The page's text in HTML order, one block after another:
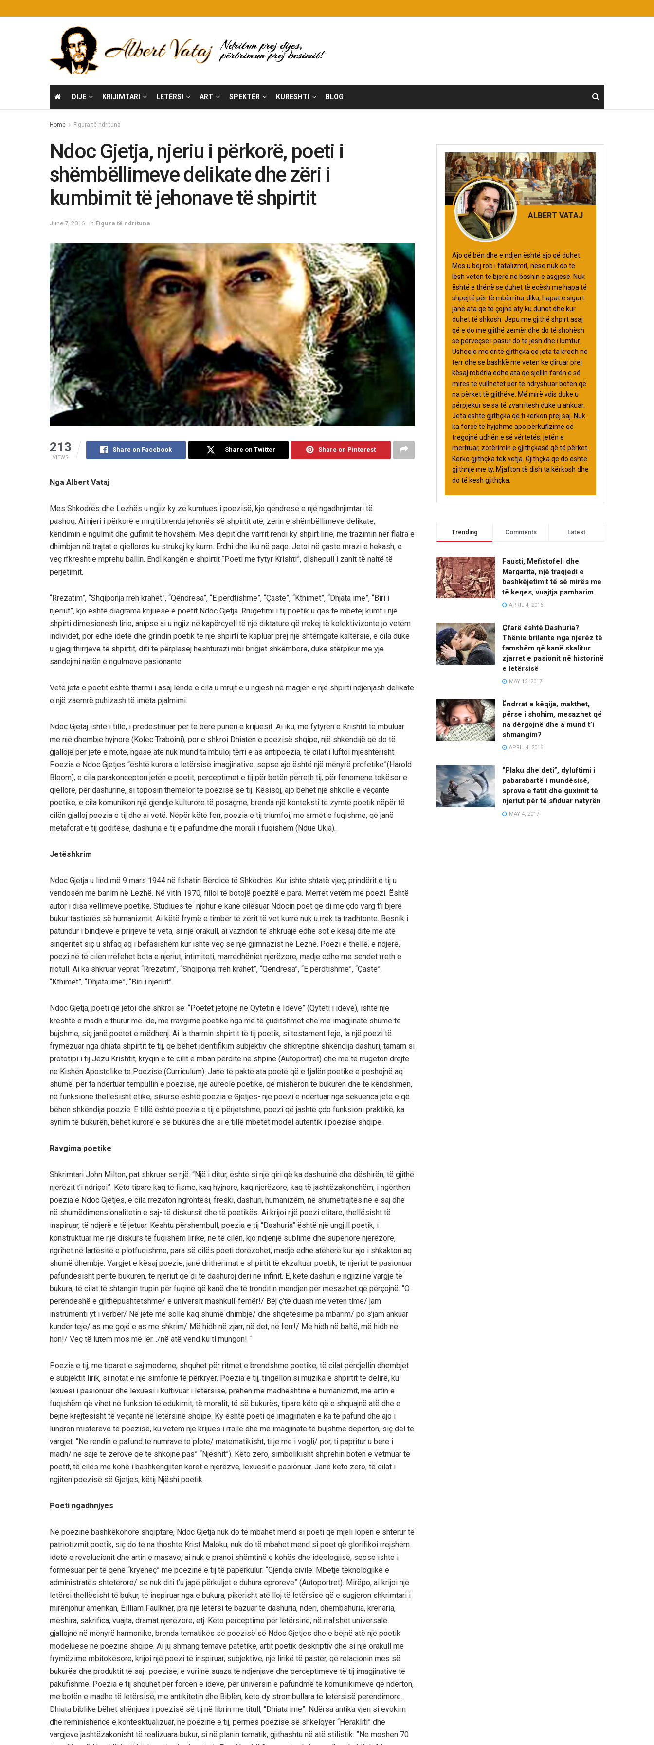
DIJE KRIJIMTARI LETËRSI ART SPEKTËR KURESHTI BLOG
Home Figura të ndrituna
Ndoc Gjetja, njeriu i përkorë, poeti i
shëmbëllimeve delikate dhe zëri i
kumbimit të jehonave të shpirtit
June 7, 2016 in Figura të ndrituna
213
VIEWS
Share on Facebook Share on Twitter Share on Pinterest
Nga Albert Vataj
Mes Shkodrës dhe Lezhës u ngjiz ky zë kumtues i poezisë, kjo qëndresë e një ngadhnjimtari të
pashoq. Ai njeri i përkorë e mrujti brenda jehonës së shpirtit atë, zërin e shëmbëllimeve delikate,
këndimin e ngulmit dhe gufimit të hovshëm. Mes djepit dhe varrit rendi ky shpirt lirie, me trazimin nër flatra e
dhimbjen në trajtat e qiellores ku strukej ky kurm. Erdhi dhe iku në paqe. Jetoi në çaste mrazi e hekash, e
veç n’kresht e mprehu ballin. Endi kangën e shpirtit “Poeti me fytyr Krishti”, dishepull i zanit të naltë të
përjetimit.
“Rrezatim”, “Shqiponja rreh krahët”, “Qëndresa”, “E përdtishme”, “Çaste”, “Kthimet”, “Dhjata ime”, “Biri i
njeriut”, kjo është diagrama krijuese e poetit Ndoc Gjetja. Rrugëtimi i tij poetik u qas të mbetej kumt i një
shpirti dimesionesh lirie, anipse ai u ngjiz në kapërcyell të një diktature që rrekej të kolektivizonte jo vetëm
individët, por edhe idetë dhe grindin poetik të një shpirti të kapluar prej një shtërngate kaltërsie, e cila duke
u gjegj thirrjeve të shpirtit, diti të përplasej heshturazi mbi brigjet shkëmbore, duke stërpikur me yje
sandejmi natën e ngulmeve pasionante.
Vetë jeta e poetit është tharmi i asaj lënde e cila u mrujt e u ngjesh në magjën e një shpirti ndjenjash delikate
e një zaemrë puhizash të imëta pjalmimi.
Ndoc Gjetaj ishte i tillë, i predestinuar për të bërë punën e krijuesit. Ai iku, me fytyrën e Krishtit të mbuluar
me një dhembje hyjnore (Kolec Traboini), por e shkroi Dhiatën e poezisë shqipe, një shkëndijë që do të
gjallojë për jetë e mote, ngase atë nuk mund ta mbuloj terri e as antipoezia, të cilat i luftoi mjeshtërisht.
Poezia e Ndoc Gjetjes “është kurora e letërsisë imagjinative, sepse ajo është një mënyrë profetike”(Harold
Bloom), e cila parakoncepton jetën e poetit, perceptimet e tij për botën përreth tij, për fenomene tokësor e
qiellore, për dashurinë, si toposin themelor të poezisë së tij. Kësisoj, ajo bëhet një shkollë e veçantë
poetike, e cila komunikon një gjendje kulturore të posaçme, brenda një konteksti të zymtë poetik nëpër të
cilën gjalloj poezia e tij dhe ai vetë. Nëpër këtë ferr, poezia e tij triumfoi, me armët e fuqishme, që janë
metaforat e tij goditëse, dashuria e tij e pafundme dhe morali i fuqishëm (Ndue Ukja).
Jetëshkrim
Ndoc Gjetja u lind më 9 mars 1944 në fshatin Bërdicë të Shkodrës. Kur ishte shtatë vjeç, prindërit e tij u
vendosën me banim në Lezhë. Në vitin 1970, filloi të botojë poezitë e para. Merret vetëm me poezi. Është
autor i disa vëllimeve poetike. Studiues të njohur e kanë cilësuar Ndocin poet që di me çdo varg t’i bjerë
bukur tastierës së humanizmit. Ai këtë frymë e timbër të zërit të vet kurrë nuk u rrek ta tradhtonte. Besnik i
patundur i bindjeve e prirjeve të veta, si një orakull, ai vazhdon të shkruajë edhe sot e kësaj dite me atë
sinqeritet siç u shfaq aq i befasishëm kur ishte veç se një gjimnazist në Lezhë. Poezi e thellë, e ndjerë,
poezi në të cilën rrëfehet bota e njeriut, intimiteti, marrëdhëniet njerëzore, madje edhe me sendet rreth e
rrotull. Ai ka shkruar veprat “Rrezatim”, “Shqiponja rreh krahët”, “Qëndresa”, “E përdtishme”, “Çaste”,
“Kthimet”, “Dhjata ime”, “Biri i njeriut”.
Ndoc Gjetja, poeti që jetoi dhe shkroi se: “Poetet jetojnë ne Qytetin e Ideve” (Qyteti i ideve), ishte një
kreshtë e madh e thurur me ide, me rravgime poetike nga më të çuditshmet dhe me imagjinatë shumë të
bujshme, siç janë poetet e mëdhenj. Ai la tharmin shpirtit të tij poetik, si testament feje, la një poezi të
frymëzuar nga dhiata shpirtit të tij, që bëhet identifikim subjektiv dhe shkreptinë shkëndija dashuri, tamam si
prototipi i tij Jezu Krishtit, kryqin e të cilit e mban përditë ne shpine (Autoportret) dhe me të rrugëton drejtë
ne Kishën Apostolike te Poezisë (Curriculum). Janë të paktë ata poetë që e fjalën poetike e peshojnë aq
shumë, për ta ndërtuar tempullin e poezisë, një aureolë poetike, që mishëron të bukurën dhe të këndshmen,
në funksione thellësisht etike, sikurse është poezia e Gjetjes- një poezi e ndërtuar nga sekuenca jete e që
bëhen shkëndija poezie. E tillë është poezia e tij e përjetshme; poezi që jashtë çdo funksioni praktikë, ka
synim të bukurën, bëhet kurorë e së bukurës dhe si e tillë mbetet model autentik i poezisë shqipe.
Ravgima poetike
Shkrimtari John Milton, pat shkruar se një: “Një i ditur, është si një qiri që ka dashurinë dhe dëshirën, të gjithë
njerëzit t’i ndriçoi”. Këto tipare kaq të fisme, kaq hyjnore, kaq njerëzore, kaq të jashtëzakonshëm, i ngërthen
poezia e Ndoc Gjetjes, e cila rrezaton ngrohtësi, freski, dashuri, humanizëm, në shumëtrajtësinë e saj dhe
në shumëdimensionalitetin e saj- të diskursit dhe të poetikës. Ai krijoi një poezi elitare, thellësisht të
inspiruar, të ndjerë e të jetuar. Kështu përshembull, poezia e tij “Dashuria” është një ungjill poetik, i
konstruktuar me një diskurs të fuqishëm lirikë, në të cilën, kjo ndjenjë sublime dhe superiore njerëzore,
ngrihet në lartësitë e plotfuqishme, para së cilës poeti dorëzohet, madje edhe atëherë kur ajo i shkakton aq
shumë dhembje. Vargjet e kësaj poezie, janë drithërimat e shpirtit të ekzaltuar poetik, të njeriut të pasionuar
pafundësisht për të bukurën, të njeriut që di të dashuroj deri në infinit. E, ketë dashuri e ngjizi në vargje të
bukura, të cilat të shtangin trupin për fuqinë që kanë dhe të tronditin mendjen për mesazhet që përçojnë: “O
perëndeshë e gjithëpushtetshme/ e universit mashkull-femër!/ Bëj ç’të duash me veten time/ jam
instrumenti yt i verbër/ Në jetë më solle kaq shumë dhimbje/ dhe shqetësime pa mbarim/ po s’jam ankuar
kundër teje/ as me gojë e as me shkrim/ Më hidh në zjarr, në det, në ferr!/ Më hidh në baltë, më hidh në
hon!/ Veç të lutem mos më lër…/në atë vend ku ti mungon! “
Poezia e tij, me tiparet e saj moderne, shquhet për ritmet e brendshme poetike, të cilat përcjellin dhembjet
e subjektit lirik, si notat e një simfonie të përkryer. Poezia e tij, tingëllon si muzika e shpirtit të dëlirë, ku
lexuesi i pasionuar dhe lexuesi i kultivuar i letërsisë, prehen me madhështinë e humanizmit, me artin e
fuqishëm që vihet në funksion të edukimit, të moralit, të së bukurës, tipare këto që e shquajnë atë dhe e
bëjnë krejtësisht të veçantë në letërsinë shqipe. Ky është poeti që imagjinatën e ka të pafund dhe ajo i
lundron mistereve të poezisë, ku vetëm një krijues i rrallë dhe me imagjinatë të bujshme depërton, siç del te
vargjet: “Ne rendin e pafund te numrave te plote/ matematikisht, ti je me i vogli/ por, ti papritur u bere i
madh/ ne saje te zerove qe te shkojnë pas” “Njëshit”). Këto zero, simbolikisht shprehin botën e vetmuar të
poetit, të cilës me kohë i bashkëngjiten koret e njerëzve, lexuesit e pasionuar. Janë këto zero, të cilat i
ngjiten poezisë së Gjetjes, këtij Njëshi poetik.
Poeti ngadhnjyes
Në poezinë bashkëkohore shqiptare, Ndoc Gjetja nuk do të mbahet mend si poeti që mjeli lopën e shterur të
patriotizmit poetik, siç do të na thoshte Krist Maloku, nuk do të mbahet mend si poet që glorifikoi rrejshëm
idetë e revolucionit dhe artin e masave, ai nuk e pranoi shëmtinë e kohës dhe ideologjisë, sepse ishte i
formësuar për të qenë “kryeneç” me poezinë e tij të papërkulur: “Gjendja civile: Mbetje teknologjike e
administratës shtetërore/ se nuk diti t’u japë përkuljet e duhura eproreve” (Autoportret). Mirëpo, ai krijoi një
letërsi thellësisht të bukur, të inspiruar nga e bukura, pikërisht atë lloj të letërsisë që e sugjeron shkrimtari i
mirënjohur amerikan, Ëilliam Faulkner, pra një letërsi të bazuar te dashuria, nderi, dhembshuria, krenaria,
mëshira, sakrifica, vuajta, dramat njerëzore, etj. Këto perceptime për letërsinë, në rrafshet universale
gjallojnë në mënyrë harmonike, brenda tematikës së poezisë së Ndoc Gjetjes dhe e bëjnë atë një poetik
modeluese në poezinë shqipe. Ai ju shmang temave patetike, artit poetik deskriptiv dhe si një orakull me
frymëzime mbitokësore, krijoi një poezi të inspiruar, subjektive, një lirikë të pastër, që relacionin mes së
bukurës dhe produktit të saj- poezisë, e vuri në suaza të ndjenjave dhe perceptimeve të tij imagjinative të
pakufishme. Poezia e tij shquhet për forcën e ideve, për universin e pafundmë të komunikimeve që ndërton,
me botën e madhe të letërsisë, me antikitetin dhe Biblën, këto dy strombullara të letërsisë perëndimore.
Dhiata biblike bëhet shënjues i poezisë së tij në librin me titull, “Dhiata ime”. Ndërsa antika vjen si evokim
dhe reminishencë e kontesktualizuar, në poezinë e tij, përmes poezisë së shkëlqyer “Herakliti” dhe
vargjeve jashtëzakonisht të realizuara bukur, si në planin tematik, gjithashtu në atë stilistik: ”Ne moshen 70
ALBERT VATAJ
Ajo që bën dhe e ndjen është ajo që duhet.
Mos u bëj rob i fatalizmit, nëse nuk do të
lësh veten të bjerë në boshin e asgjësë. Nuk
është e thënë se duhet të ecësh me hapa të
shpejtë për të mbërritur diku, hapat e sigurt
janë ata që të çojnë aty ku duhet dhe kur
duhet të shkosh. Jepu me gjithë shpirt asaj
që e do me gjithë zemër dhe do të shohësh
se përveçse i pasur do të jesh dhe i lumtur.
Ushqeje me dritë gjithçka që jeta ta kredh në
terr dhe se bashkë me veten ke çliruar prej
kësaj robëria edhe ata që sjellin farën e së
mirës të vullnetet për të ndryshuar botën që
na përket të gjithëve. Më mirë vdis duke u
përpjekur se sa të zvarritesh duke u ankuar.
Jeta është gjithçka që ti kërkon prej saj. Nuk
ka forcë të hyjshme apo përkufizime që
tregojnë udhën e së vërtetës, jetën e
merituar, zotërimin e gjithçkasë që të përket.
Kërko gjithçka tek vetja. Gjithçka që do është
gjithnjë me ty. Mjafton të dish ta kërkosh dhe
do të kesh gjithçka.
Trending Comments Latest
Fausti, Mefistofeli dhe
Margarita, një tragjedi e
bashkëjetimit të së mirës me
të keqes, vuajtja pambarim
APRIL 4, 2016
Çfarë është Dashuria?
Thënie brilante nga njerëz të
famshëm që kanë skalitur
zjarret e pasionit në historinë
e letërsisë
MAY 12, 2017
Ëndrrat e këqija, makthet,
përse i shohim, mesazhet që
na dërgojnë dhe a mund t’i
shmangim?
APRIL 4, 2016
“Plaku dhe deti”, dyluftimi i
pabarabartë i mundësisë,
sprova e fatit dhe guximit të
njeriut për të sfiduar natyrën
MAY 4, 2017